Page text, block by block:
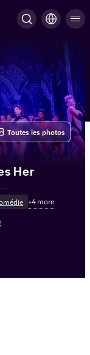
Her
+4more
Toutes les photos